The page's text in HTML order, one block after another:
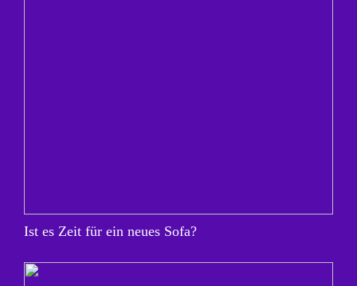
Ist es Zeit für ein neues Sofa?